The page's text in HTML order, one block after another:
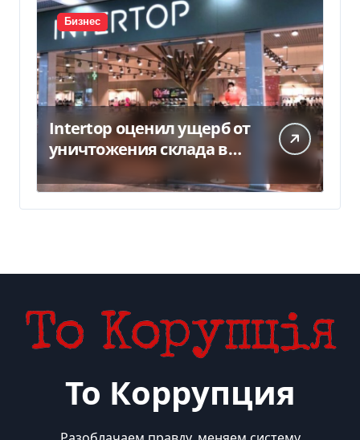
Бизнес
Intertop оценил ущерб от
уничтожения склада в
450 млн грн
То Коррупция